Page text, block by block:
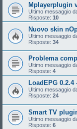
Mplayerplugin
Ultimo messaggio
Risposte: 10
Nuovo skin
Ultimo messaggio
Risposte: 34
Problema
Ultimo messaggio
Risposte: 4
LoadEPG 0.2.4
Ultimo messaggio
Risposte: 24
Smart TV
Ultimo messaggio
Risposte: 6